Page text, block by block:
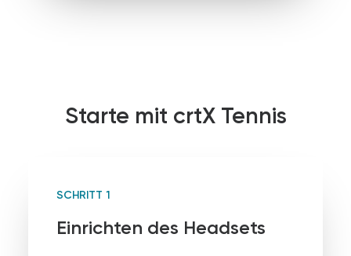
Starte mit crtX Tennis
SCHRITT 1
Einrichten des Headsets